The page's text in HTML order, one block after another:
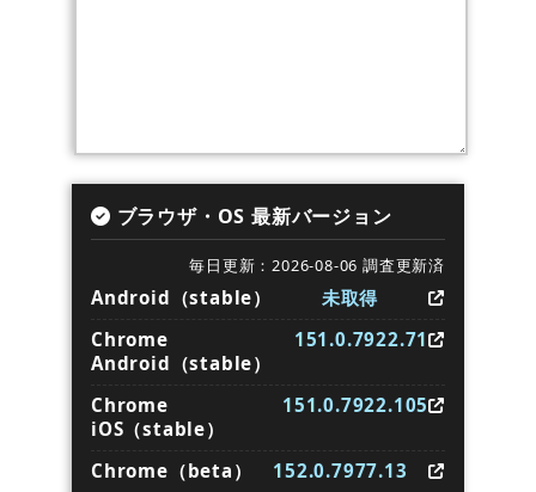
ブラウザ・OS 最新バージョン
毎日更新：2026-08-06 調査更新済
Android（stable）
未取得
Chrome
Android（stable）
151.0.7922.71
Chrome
iOS（stable）
151.0.7922.105
Chrome（beta）
152.0.7977.13